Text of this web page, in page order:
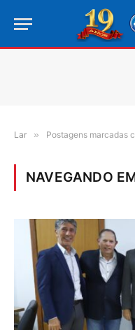
Lar » Postagens marcadas
NAVEGANDO